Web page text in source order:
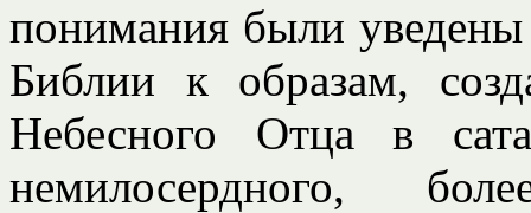
понимания были
Библии к образам,
Небесного Отца в
немилосердного,